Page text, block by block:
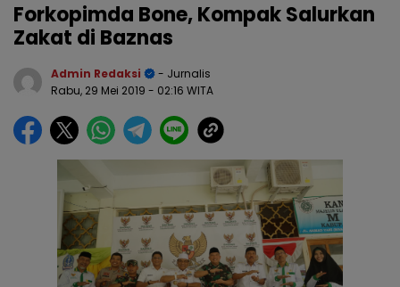
Forkopimda Bone, Kompak Salurkan
Zakat di Baznas
Admin Redaksi
- Jurnalis
Rabu, 29 Mei 2019 - 02:16 WITA